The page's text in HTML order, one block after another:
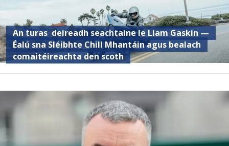
An turas deireadh seachtaine le Liam Gaskin —
Éalú sna Sléibhte Chill Mhantáin agus bealach
comaitéireachta den scoth